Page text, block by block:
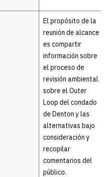
El propósito de la
reunión de alcance
es compartir
información sobre
el proceso de
revisión ambiental
sobre el Outer
Loop del condado
de Denton y las
alternativas bajo
consideración y
recopilar
comentarios del
público.